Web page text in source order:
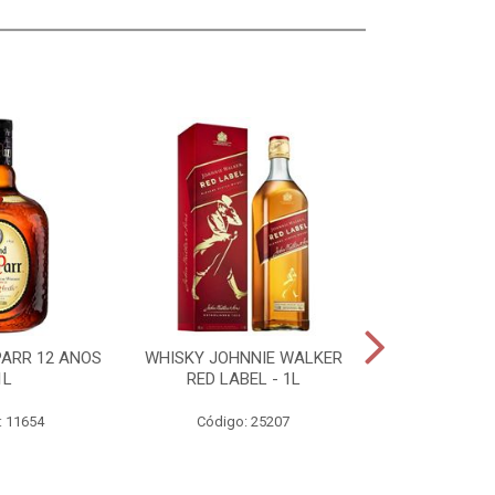
12 ANOS
11654
WHISKY JOHNNIE WALKER
RED LABEL - 1L
Código: 25207